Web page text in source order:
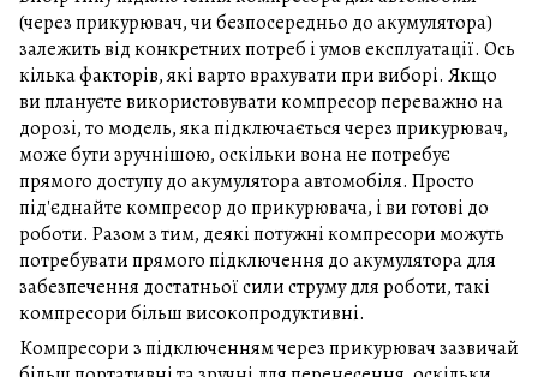
(через прикурювач, чи безпосередньо до акумулятора)
залежить від конкретних потреб і умов експлуатації. Ось
кілька факторів, які варто врахувати при виборі. Якщо
ви плануєте використовувати компресор переважно на
дорозі, то модель, яка підключається через прикурювач,
може бути зручнішою, оскільки вона не потребує
прямого доступу до акумулятора автомобіля. Просто
під'єднайте компресор до прикурювача, і ви готові до
роботи. Разом з тим, деякі потужні компресори можуть
потребувати прямого підключення до акумулятора для
забезпечення достатньої сили струму для роботи, такі
компресори більш високопродуктивні.
Компресори з підключенням через прикурювач зазвичай